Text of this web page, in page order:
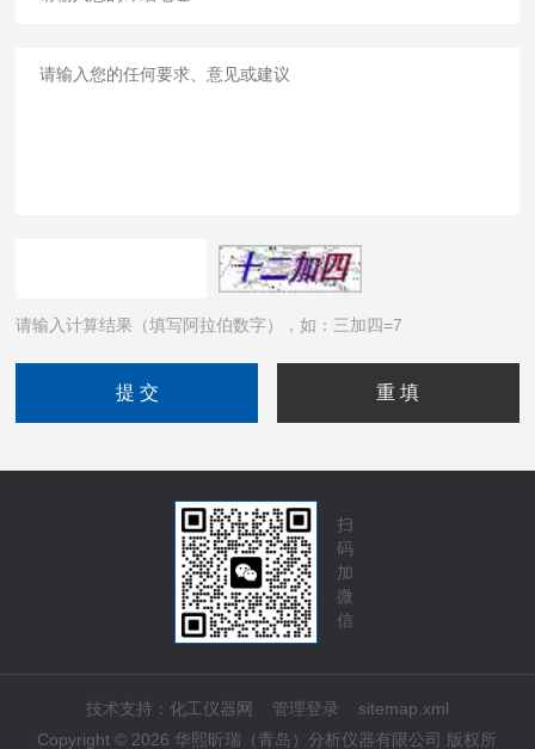
请输入计算结果（填写阿拉伯数字），如：三加四=7
扫
码
加
微
信
技术支持： 化工仪器网 管理登录
sitemap.xml
Copyright © 2026 华熙昕瑞（青岛）分析仪器有限公司 版权所